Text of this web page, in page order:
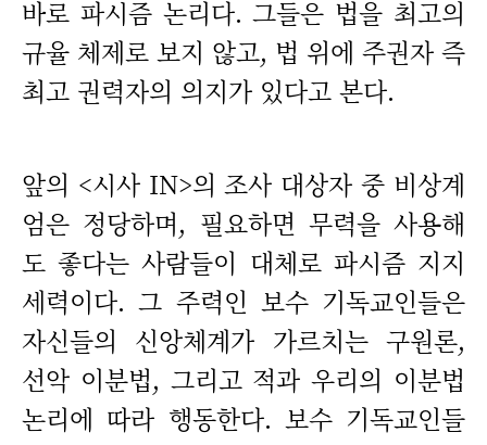
바로 파시즘 논리다. 그들은 법을 최고의
규율 체제로 보지 않고, 법 위에 주권자 즉
최고 권력자의 의지가 있다고 본다.
앞의 <시사 IN>의 조사 대상자 중 비상계
엄은 정당하며, 필요하면 무력을 사용해
도 좋다는 사람들이 대체로 파시즘 지지
세력이다. 그 주력인 보수 기독교인들은
자신들의 신앙체계가 가르치는 구원론,
선악 이분법, 그리고 적과 우리의 이분법
논리에 따라 행동한다. 보수 기독교인들